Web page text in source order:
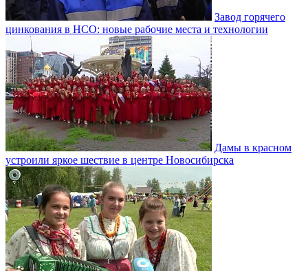
Завод горячего
цинкования в НСО: новые рабочие места и технологии
Дамы в красном
устроили яркое шествие в центре Новосибирска